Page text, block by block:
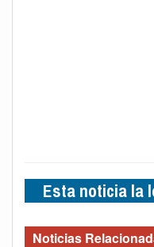
Esta noticia la
Noticias